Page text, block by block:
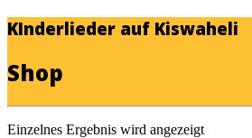
KInderlieder auf Kiswaheli
Shop
Einzelnes Ergebnis wird angezeigt